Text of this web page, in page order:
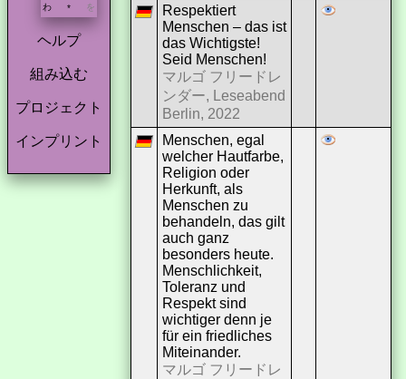
わ
* を
ヘルプ
組み込む
プロジェクト
インプリント
Respektiert
Menschen – das ist
das Wichtigste!
Seid Menschen!
マルゴ フリードレ
ンダー, Leseabend
Berlin, 2022
Menschen, egal
welcher Hautfarbe,
Religion oder
Herkunft, als
Menschen zu
behandeln, das gilt
auch ganz
besonders heute.
Menschlichkeit,
Toleranz und
Respekt sind
wichtiger denn je
für ein friedliches
Miteinander.
マルゴ フリードレ